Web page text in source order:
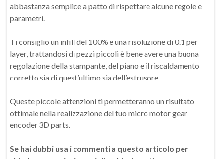
abbastanza semplice a patto di rispettare alcune regole e
parametri.
Ti consiglio un infill del 100% e una risoluzione di 0.1 per
layer, trattandosi di pezzi piccoli è bene avere una buona
regolazione della stampante, del piano e il riscaldamento
corretto sia di quest’ultimo sia dell’estrusore.
Queste piccole attenzioni ti permetteranno un risultato
ottimale nella realizzazione del tuo micro motor gear
encoder 3D parts.
Se hai dubbi usa i commenti a questo articolo per